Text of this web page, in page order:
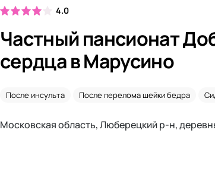
4.0
Частный пансионат
сердца в Марусино
После инсульта После перелома шейки бедра
Московская область, Люберецкий р-н,